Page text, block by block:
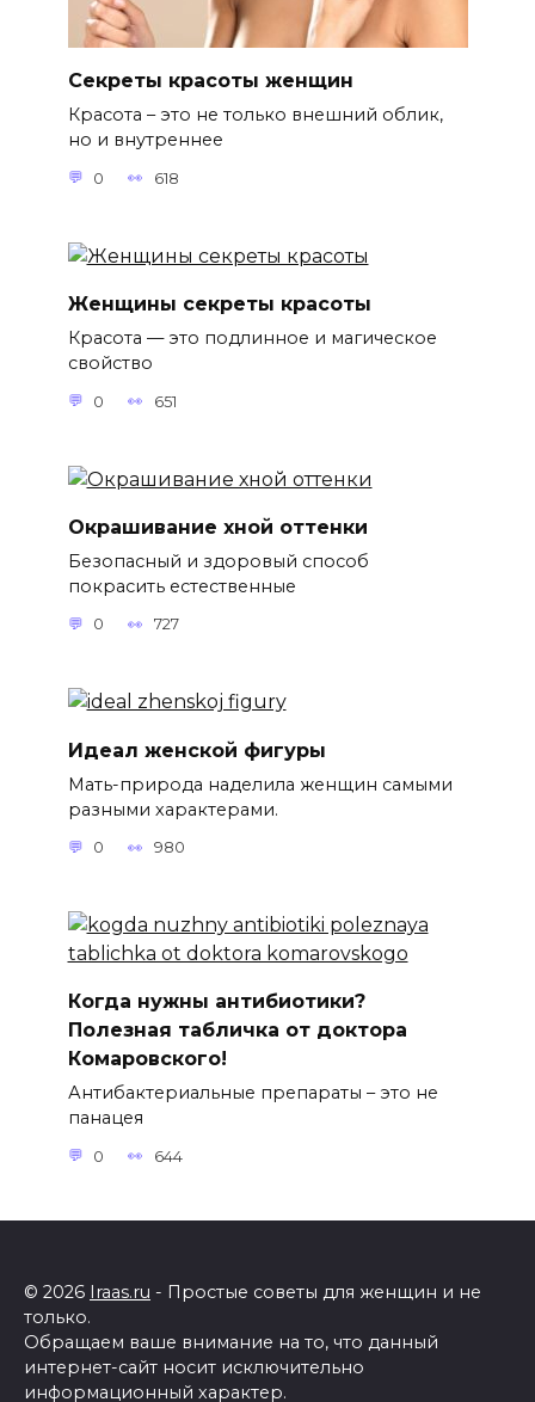
Секреты красоты женщин
Красота – это не только внешний облик,
но и внутреннее
0 618
Женщины секреты красоты
Красота — это подлинное и магическое
свойство
0 651
Окрашивание хной оттенки
Безопасный и здоровый способ
покрасить естественные
0 727
Идеал женской фигуры
Мать-природа наделила женщин самыми
разными характерами.
0 980
Когда нужны антибиотики?
Полезная табличка от доктора
Комаровского!
Антибактериальные препараты – это не
панацея
0 644
© 2026 Iraas.ru - Простые советы для женщин и не
только.
Обращаем ваше внимание на то, что данный
интернет-сайт носит исключительно
информационный характер.